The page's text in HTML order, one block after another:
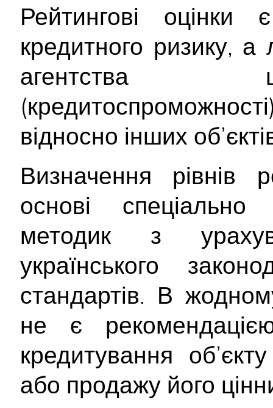
Рейтингові
кредитного ризику,
агентства
відносно інших
Визначення рівнів
основі спеціально
методик з
українського
стандартів. В
не є
кредитування
або продажу його